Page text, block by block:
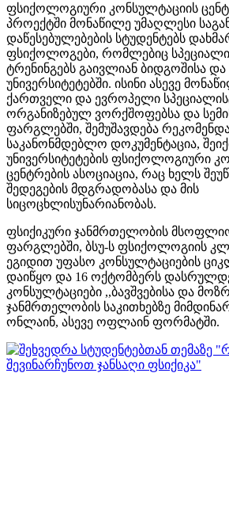
ფსიქოლოგიური კონსულტაციის
პროექტში მონაწილე უმაღლესი
დაწესებულებების სტუდენტებს
ფსიქოლოგები, რომლებიც
ტრენინგებს გაივლიან ბიდგოშისა
უნივერსიტეტებში. ისინი ასევე
ქართველი და ევროპელი
ორგანიზებულ ვორქშოფებსა და
ფარგლებში, შემუშავდება
საკანონმდებლო დოკუმენტაცია,
უნივერსიტეტების ფსიქოლოგიური
ცენტრების ასოციაცია, რაც ხელს
შედეგების მდგრადობასა და მის
სიცოცხლისუნარიანობას.
ფსიქიკური ჯანმრთელობის
ფარგლებში, ბსუ-ს ფსიქოლოგიის
ეგიდით უფასო კონსულტაციების
დაიწყო და 16 ოქტომბერს
კონსულტაციები ,,ბავშვებისა და
ჯანმრთელობის საკითხებზე
ონლაინ, ასევე ოფლაინ ფორმატში.